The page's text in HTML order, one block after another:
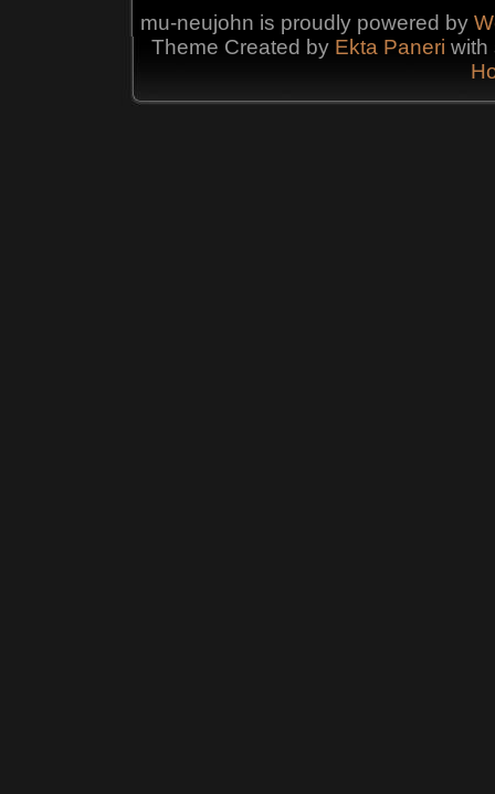
mu-neujohn is proudly powered by
Theme Created by Ekta Paneri with